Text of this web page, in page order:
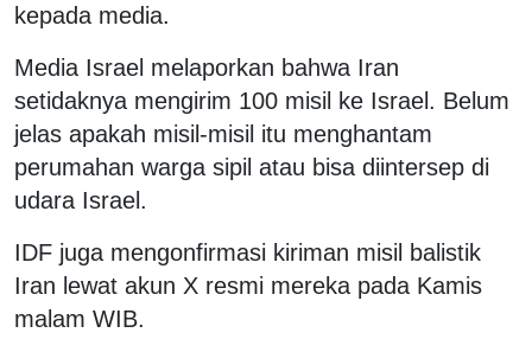
kepada media.
Media Israel melaporkan bahwa Iran
setidaknya mengirim 100 misil ke Israel. Belum
jelas apakah misil-misil itu menghantam
perumahan warga sipil atau bisa diintersep di
udara Israel.
IDF juga mengonfirmasi kiriman misil balistik
Iran lewat akun X resmi mereka pada Kamis
malam WIB.